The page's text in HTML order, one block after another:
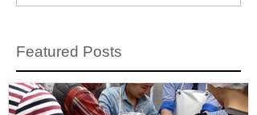
Featured Posts